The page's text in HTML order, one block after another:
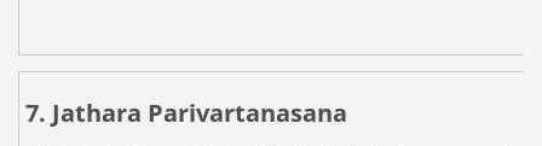
7. Jathara Parivartanasana